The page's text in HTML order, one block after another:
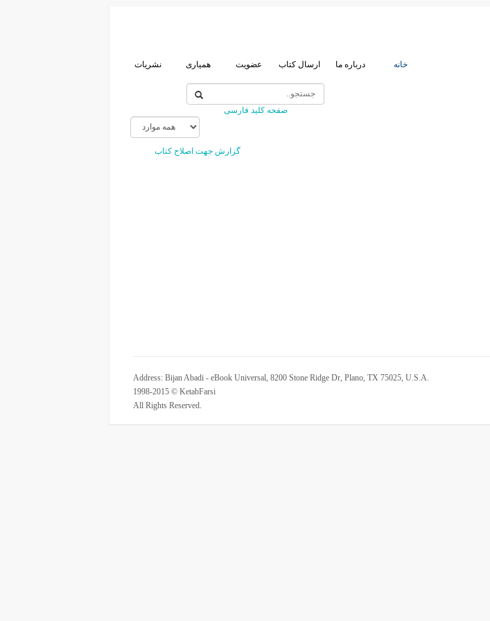
خانه درباره ما ارسال کتاب عضویت همیاری نشریات
صفحه کلید فارسی
گزارش جهت اصلاح کتاب
Address: Bijan Abadi - eBook Universal, 8200 Stone Ridge Dr, Plano, TX 75025, U.S.A.
1998-2015 © KetabFarsi
All Rights Reserved.